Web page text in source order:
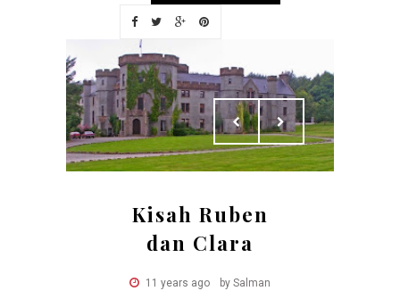
Kisah Ruben
dan Clara
11 years ago
by Salman